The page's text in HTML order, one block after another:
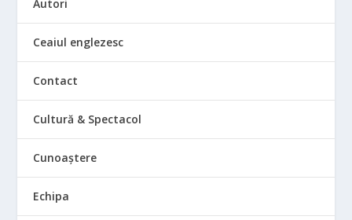
Autori
Ceaiul englezesc
Contact
Cultură & Spectacol
Cunoaștere
Echipa